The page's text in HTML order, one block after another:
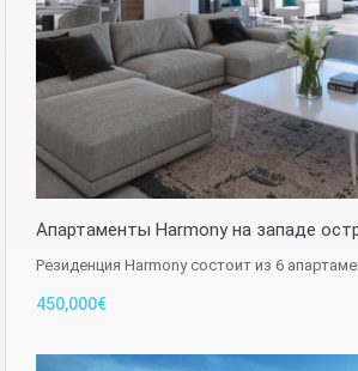
Апартаменты Harmony на западе
Резиденция Harmony состоит из 6
450,000€